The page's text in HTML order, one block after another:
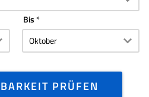
Bis
PRÜFEN